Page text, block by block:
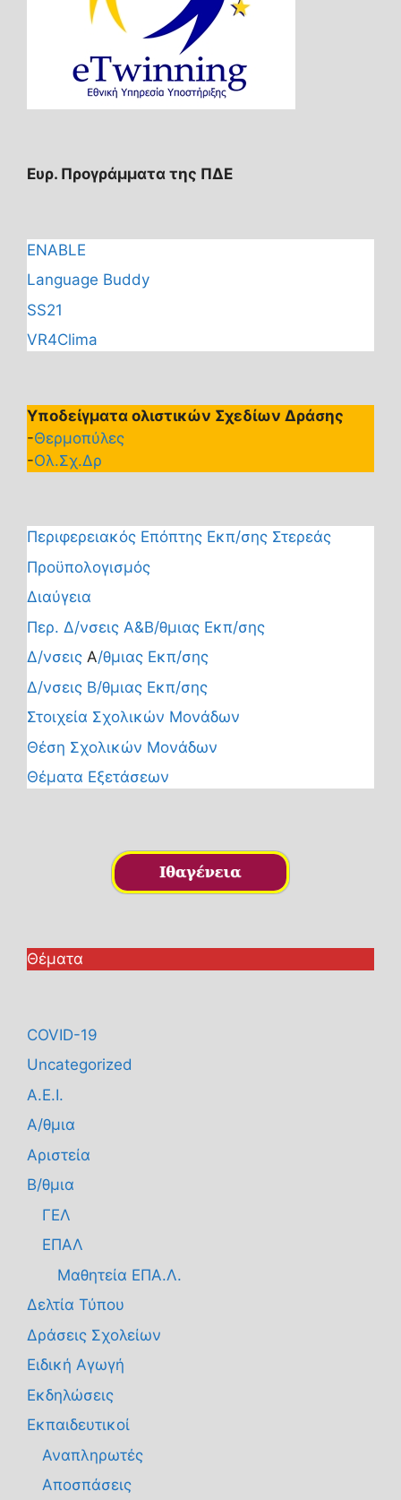
Ευρ. Προγράμματα της ΠΔΕ
ENABLE
Language Buddy
SS21
VR4Clima
Υποδείγματα ολιστικών Σχεδίων Δράσης
-Θερμοπύλες
-Ολ.Σχ.Δρ
Περιφερειακός Επόπτης Εκπ/σης Στερεάς
Προϋπολογισμός
Διαύγεια
Περ. Δ/νσεις Α&Β/θμιας Εκπ/σης
Δ/νσεις Α/θμιας Εκπ/σης
Δ/νσεις Β/θμιας Εκπ/σης
Στοιχεία Σχολικών Μονάδων
Θέση Σχολικών Μονάδων
Θέματα Εξετάσεων
Θέματα
COVID-19
Uncategorized
Α.Ε.Ι.
Α/θμια
Αριστεία
Β/θμια
ΓΕΛ
ΕΠΑΛ
Μαθητεία ΕΠΑ.Λ.
Δελτία Τύπου
Δράσεις Σχολείων
Ειδική Αγωγή
Εκδηλώσεις
Εκπαιδευτικοί
Αναπληρωτές
Αποσπάσεις